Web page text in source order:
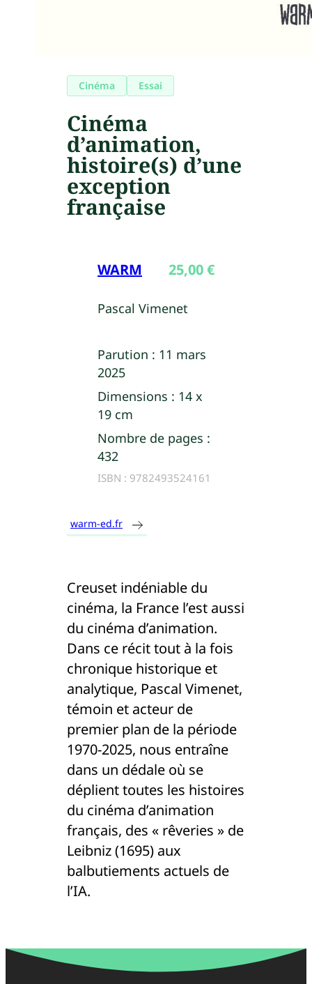
Cinéma Essai
Cinéma
d’animation,
histoire(s) d’une
exception
française
WARM 25,00€
Pascal Vimenet
Parution : 11 mars
2025
Dimensions : 14 x
19 cm
Nombre de pages :
432
ISBN : 9782493524161
warm-ed.fr
Creuset indéniable du
cinéma, la France l’est aussi
du cinéma d’animation.
Dans ce récit tout à la fois
chronique historique et
analytique, Pascal Vimenet,
témoin et acteur de
premier plan de la période
1970-2025, nous entraîne
dans un dédale où se
déplient toutes les histoires
du cinéma d’animation
français, des « rêveries » de
Leibniz (1695) aux
balbutiements actuels de
l’IA.